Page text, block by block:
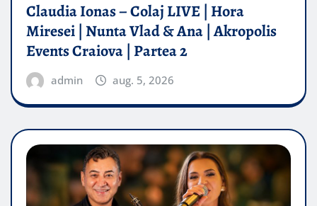
Claudia Ionas – Colaj LIVE | Hora
Miresei | Nunta Vlad & Ana | Akropolis
Events Craiova | Partea 2
admin aug. 5, 2026